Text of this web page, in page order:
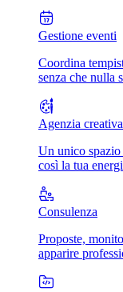
Gestione eventi
Coordina
senza che nulla
Agenzia creativa
Un unico
così la tua
Consulenza
Proposte,
apparire